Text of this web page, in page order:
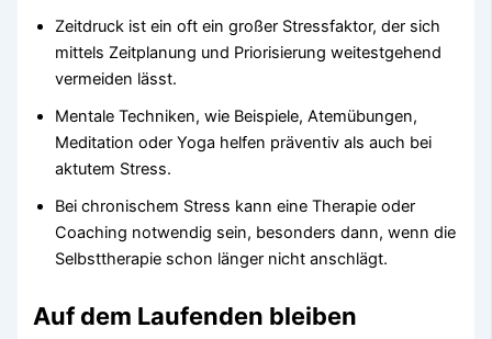
Zeitdruck ist ein oft ein großer Stressfaktor, der sich
mittels Zeitplanung und Priorisierung weitestgehend
vermeiden lässt.
Mentale Techniken, wie Beispiele, Atemübungen,
Meditation oder Yoga helfen präventiv als auch bei
aktutem Stress.
Bei chronischem Stress kann eine Therapie oder
Coaching notwendig sein, besonders dann, wenn die
Selbsttherapie schon länger nicht anschlägt.
Auf dem Laufenden bleiben